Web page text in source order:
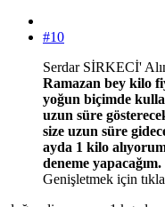
#10
Serdar SİRKECİ'
Ramazan bey kilo
yoğun biçimde
uzun süre
size uzun süre
ayda 1 kilo
deneme yapacağım.
Genişletmek için